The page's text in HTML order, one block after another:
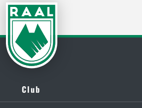
Club